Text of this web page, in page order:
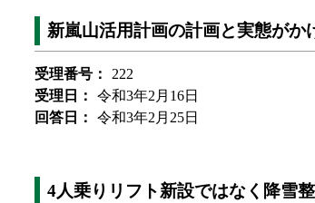
新嵐山活用計画の計画と実態がか
受理番号：
222
受理日：
令和3年2月16日
回答日：
令和3年2月25日
4人乗りリフト新設ではなく降雪